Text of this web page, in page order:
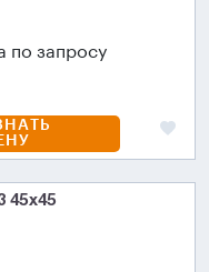
по запросу
45х45